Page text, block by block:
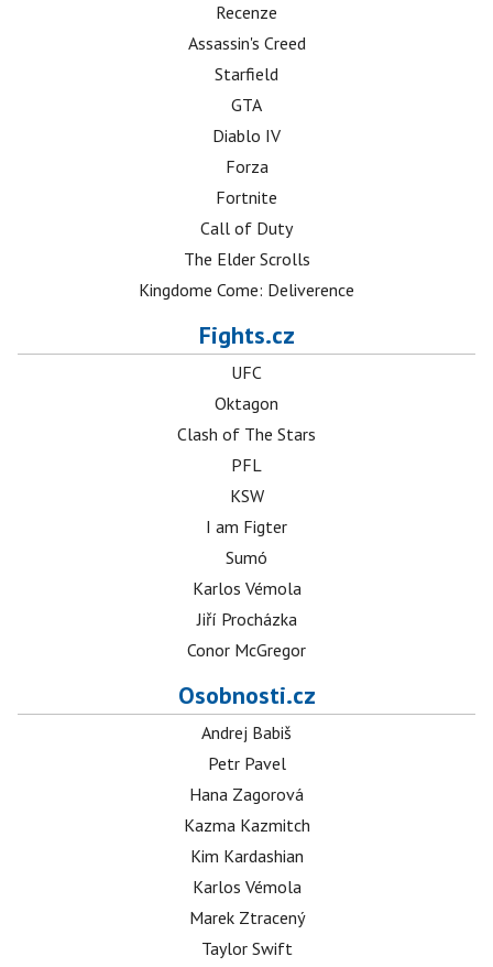
Recenze
Assassin's Creed
Starfield
GTA
Diablo IV
Forza
Fortnite
Call of Duty
The Elder Scrolls
Kingdome Come: Deliverence
Fights.cz
UFC
Oktagon
Clash of The Stars
PFL
KSW
I am Figter
Sumó
Karlos Vémola
Jiří Procházka
Conor McGregor
Osobnosti.cz
Andrej Babiš
Petr Pavel
Hana Zagorová
Kazma Kazmitch
Kim Kardashian
Karlos Vémola
Marek Ztracený
Taylor Swift